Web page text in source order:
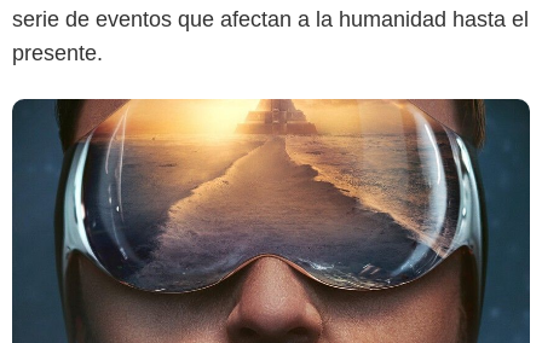
serie de eventos que afectan a la humanidad hasta el
presente.